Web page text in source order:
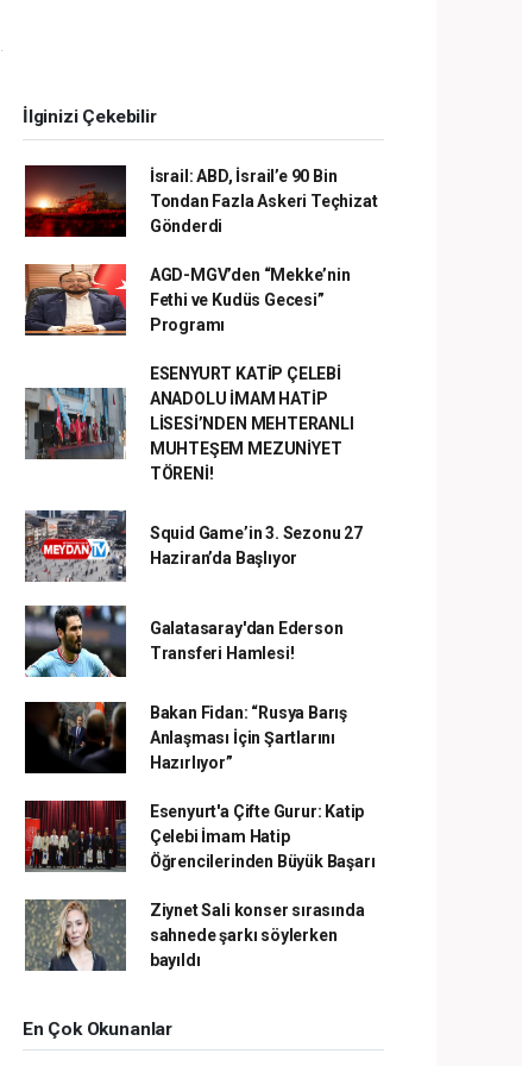
İlginizi Çekebilir
İsrail: ABD, İsrail’e 90 Bin
Tondan Fazla Askeri Teçhizat
Gönderdi
AGD-MGV’den “Mekke’nin
Fethi ve Kudüs Gecesi”
Programı
ESENYURT KATİP ÇELEBİ
ANADOLU İMAM HATİP
LİSESİ’NDEN MEHTERANLI
MUHTEŞEM MEZUNİYET
TÖRENİ!
Squid Game’in 3. Sezonu 27
Haziran’da Başlıyor
Galatasaray'dan Ederson
Transferi Hamlesi!
Bakan Fidan: “Rusya Barış
Anlaşması İçin Şartlarını
Hazırlıyor”
Esenyurt'a Çifte Gurur: Katip
Çelebi İmam Hatip
Öğrencilerinden Büyük Başarı
Ziynet Sali konser sırasında
sahnede şarkı söylerken
bayıldı
En Çok Okunanlar